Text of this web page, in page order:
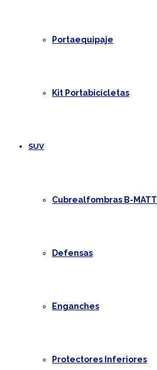
Portaequipaje
Kit Portabicicletas
SUV
Cubrealfombras B-MATT
Defensas
Enganches
Protectores Inferiores